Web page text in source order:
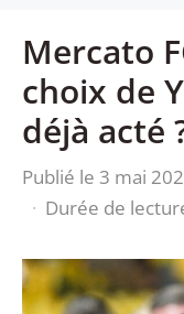
Mercato
choix de
déjà acté
Publié le 3 mai
· Durée de